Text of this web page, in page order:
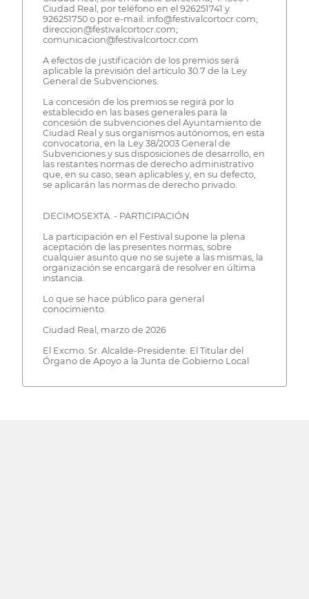
Ciudad Real, por teléfono en el 926251741 y
926251750 o por e-mail: info@festivalcortocr.com;
direccion@festivalcortocr.com;
comunicacion@festivalcortocr.com
A efectos de justificación de los premios será
aplicable la previsión del artículo 30.7 de la Ley
General de Subvenciones.
La concesión de los premios se regirá por lo
establecido en las bases generales para la
concesión de subvenciones del Ayuntamiento de
Ciudad Real y sus organismos autónomos, en esta
convocatoria, en la Ley 38/2003 General de
Subvenciones y sus disposiciones de desarrollo, en
las restantes normas de derecho administrativo
que, en su caso, sean aplicables y, en su defecto,
se aplicarán las normas de derecho privado.
DECIMOSEXTA. - PARTICIPACIÓN
La participación en el Festival supone la plena
aceptación de las presentes normas, sobre
cualquier asunto que no se sujete a las mismas, la
organización se encargará de resolver en última
instancia.
Lo que se hace público para general
conocimiento.
Ciudad Real, marzo de 2026
El Excmo. Sr. Alcalde-Presidente. El Titular del
Órgano de Apoyo a la Junta de Gobierno Local